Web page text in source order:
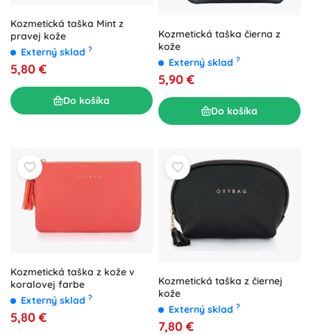
Kozmetická taška Mint z
pravej kože
Externý sklad ?
5,80 €
Do košíka
Kozmetická taška čierna z
kože
Externý sklad ?
5,90 €
Do košíka
Kozmetická taška z kože v
koralovej farbe
Externý sklad ?
5,80 €
Kozmetická taška z čiernej
kože
Externý sklad ?
7,80 €